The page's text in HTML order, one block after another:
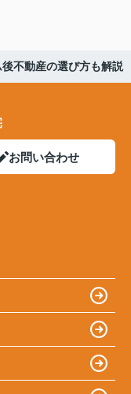
不動産の選び方も解説
お問い合わせ